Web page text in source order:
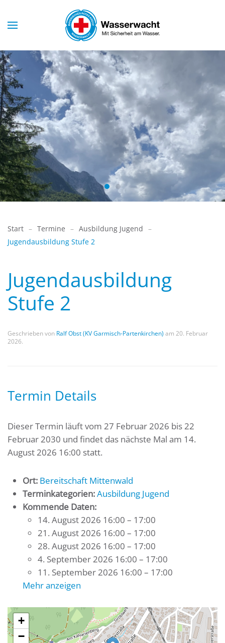
Skip to main content
Start Termine
Ausbildung Jugend
Jugendausbildung Stufe 2
Jugendausbildung
Stufe 2
Geschrieben von Ralf Obst (KV Garmisch-Partenkirchen) am 20. Februar
2026.
Termin Details
Dieser Termin läuft vom 27 Februar 2026 bis 22
Februar 2030 und findet das nächste Mal am 14.
August 2026 16:00 statt.
Ort: Bereitschaft Mittenwald
Terminkategorien:Ausbildung Jugend
Kommende Daten:
14. August 2026 16:00 – 17:00
21. August 2026 16:00 – 17:00
28. August 2026 16:00 – 17:00
4. September 2026 16:00 – 17:00
11. September 2026 16:00 – 17:00
Mehr anzeigen
+
−